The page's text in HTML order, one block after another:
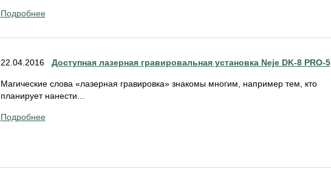
Подробнее
22.04.2016 Доступная лазерная гравировальная установка Neje DK-8 PRO-5
Магические слова «лазерная гравировка» знакомы многим, например тем, кто
планирует нанести...
Подробнее